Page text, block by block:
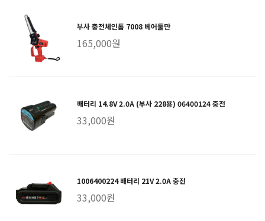
부사 충전체인톱 7008 베어툴만
165,000원
배터리 14.8V 2.0A (부사 228용) 06400124 충전
33,000원
1006400224 배터리 21V 2.0A 충전
33,000원